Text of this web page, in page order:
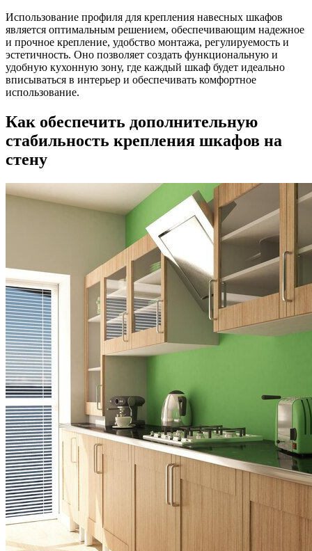
Использование профиля для крепления навесных шкафов
является оптимальным решением, обеспечивающим надежное
и прочное крепление, удобство монтажа, регулируемость и
эстетичность. Оно позволяет создать функциональную и
удобную кухонную зону, где каждый шкаф будет идеально
вписываться в интерьер и обеспечивать комфортное
использование.
Как обеспечить дополнительную
стабильность крепления шкафов на
стену